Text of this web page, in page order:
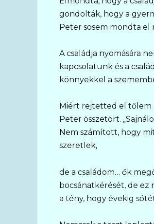
gondolták, hogy a
Peter sosem mondta el
A családja nyomására
kapcsolatunk és a
könnyekkel a
Miért rejtetted el tőlem
Peter összetört.
Nem számított, hogy
szeretlek,
de a családom… ők
bocsánatkérését, de ez
a tény, hogy évekig